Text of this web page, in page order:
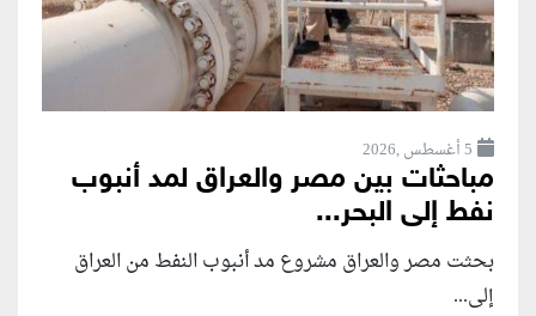
5 أغسطس ,2026
مباحثات بين مصر والعراق لمد أنبوب
نفط إلى البحر...
بحثت مصر والعراق مشروع مد أنبوب النفط من العراق
إلى...